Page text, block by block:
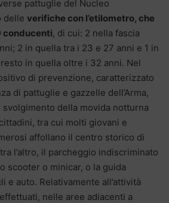
pattuglie del Nucleo
delle verifiche con l’etilometro, che
conducenti, di cui: 2 nella fascia
2 in quella tra i 23 e 27 anni e 1 in
in quella oltre i 32 anni. Nel
di prevenzione, caratterizzato
di pattuglie e gazzelle dell’Arma,
della movida notturna
tra cui molti giovani e
affollano il centro storico di
l’altro, il parcheggio indiscriminato
scooter o minicar, o la guida
e auto. Relativamente all’attività
nelle aree adiacenti a